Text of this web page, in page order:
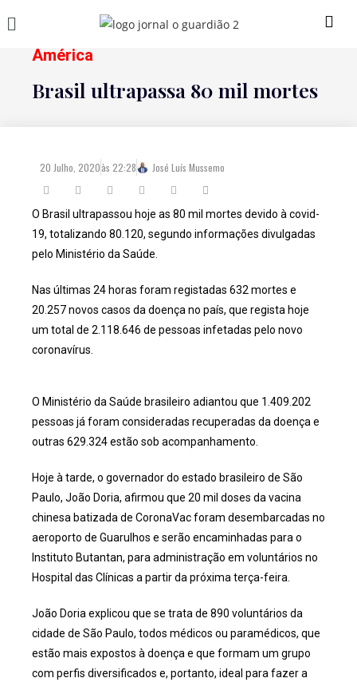
América
Brasil ultrapassa 80 mil mortes
20 Julho, 2020às 22:28 José Luís Mussemo
O Brasil ultrapassou hoje as 80 mil mortes devido à covid-
19, totalizando 80.120, segundo informações divulgadas
pelo Ministério da Saúde.
Nas últimas 24 horas foram registadas 632 mortes e
20.257 novos casos da doença no país, que regista hoje
um total de 2.118.646 de pessoas infetadas pelo novo
coronavírus.
O Ministério da Saúde brasileiro adiantou que 1.409.202
pessoas já foram consideradas recuperadas da doença e
outras 629.324 estão sob acompanhamento.
Hoje à tarde, o governador do estado brasileiro de São
Paulo, João Doria, afirmou que 20 mil doses da vacina
chinesa batizada de CoronaVac foram desembarcadas no
aeroporto de Guarulhos e serão encaminhadas para o
Instituto Butantan, para administração em voluntários no
Hospital das Clínicas a partir da próxima terça-feira.
João Doria explicou que se trata de 890 voluntários da
cidade de São Paulo, todos médicos ou paramédicos, que
estão mais expostos à doença e que formam um grupo
com perfis diversificados e, portanto, ideal para fazer a